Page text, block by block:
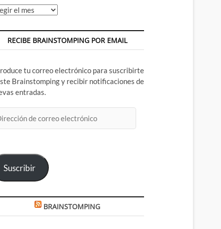
RECIBE BRAINSTOMPING POR EMAIL
tu correo electrónico para suscribirte
Brainstomping y recibir notificaciones de
entradas.
Suscribir
BRAINSTOMPING